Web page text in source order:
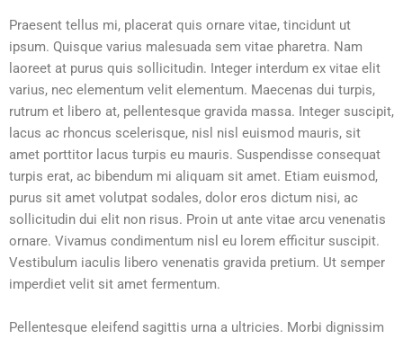
Praesent tellus mi, placerat quis ornare vitae, tincidunt ut
ipsum. Quisque varius malesuada sem vitae pharetra. Nam
laoreet at purus quis sollicitudin. Integer interdum ex vitae elit
varius, nec elementum velit elementum. Maecenas dui turpis,
rutrum et libero at, pellentesque gravida massa. Integer suscipit,
lacus ac rhoncus scelerisque, nisl nisl euismod mauris, sit
amet porttitor lacus turpis eu mauris. Suspendisse consequat
turpis erat, ac bibendum mi aliquam sit amet. Etiam euismod,
purus sit amet volutpat sodales, dolor eros dictum nisi, ac
sollicitudin dui elit non risus. Proin ut ante vitae arcu venenatis
ornare. Vivamus condimentum nisl eu lorem efficitur suscipit.
Vestibulum iaculis libero venenatis gravida pretium. Ut semper
imperdiet velit sit amet fermentum.
Pellentesque eleifend sagittis urna a ultricies. Morbi dignissim